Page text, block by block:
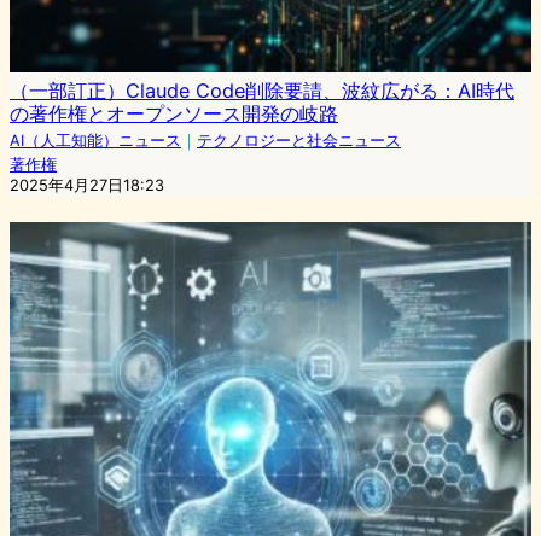
（一部訂正）Claude Code削除要請、波紋広がる：AI時代
の著作権とオープンソース開発の岐路
AI（人工知能）ニュース ｜ テクノロジーと社会ニュース
著作権
2025年4月27日18:23